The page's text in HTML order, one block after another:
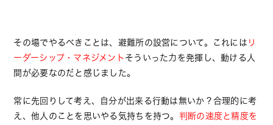
その場でやるべきことは、避難所の設営について。これには リ
ーダーシップ・マネジメント そういった力を発揮し、動ける人
間が必要なのだと感じました。
常に先回りして考え、自分が出来る行動は無いか？合理的に考
え、他人のことを思いやる気持ちを持つ。 判断の速度と精度を